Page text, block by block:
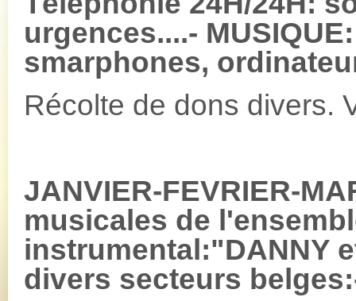
urgences....-
smarphones,
Récolte de dons divers.
JANVIER-FEVRIER-
musicales de
instrumental:"DANNY
divers secteurs